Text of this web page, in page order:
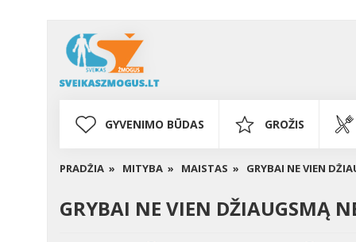
GYVENIMO BŪDAS GROŽIS
PRADŽIA » MITYBA » MAISTAS » GRYBAI NE VIEN
GRYBAI NE VIEN DŽIAUGSMĄ